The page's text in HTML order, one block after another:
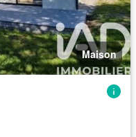
Maison